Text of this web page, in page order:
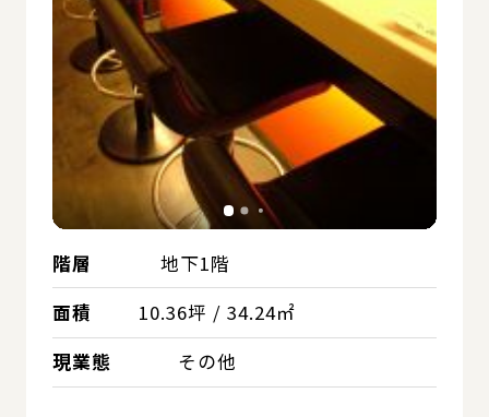
階層
地下1階
面積
10.36坪 / 34.24㎡
現業態
その他